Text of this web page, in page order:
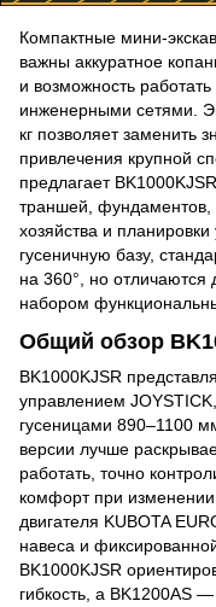
Компактные мини-
важны аккуратное
и возможность
инженерными сетями.
кг позволяет заменить
привлечения крупной
предлагает
траншей, фундаментов,
хозяйства и
гусеничную базу,
на 360°, но
набором
Общий обзор
BK1000KJSR
управлением
гусеницами 890–1100
версии лучше
работать, точно
комфорт при изменении
двигателя KUBOTA
навеса и
BK1000KJSR
гибкость, а BK1200AS